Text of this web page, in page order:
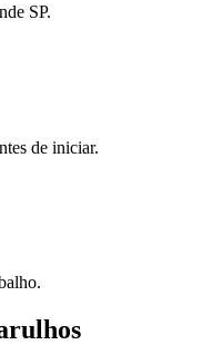
SP.
de iniciar.